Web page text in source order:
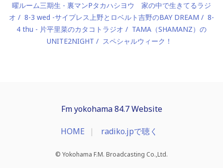
曜ルーム三期生 - 裏マンPタカハシヨウ 家の中で生きてるラジ
オ
8-3 wed -サイプレス上野とロベルト吉野のBAY DREAM
8-
4 thu - 片平里菜のカタコトラジオ
TAMA（SHAMANZ）の
UNITE2NIGHT
スペシャルウィーク！
Fm yokohama 84.7 Website
HOME radiko.jpで聴く
© Yokohama F.M. Broadcasting Co.,Ltd.